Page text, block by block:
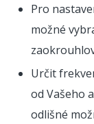
Pro
možné
Určit
od Vašeho
odlišné